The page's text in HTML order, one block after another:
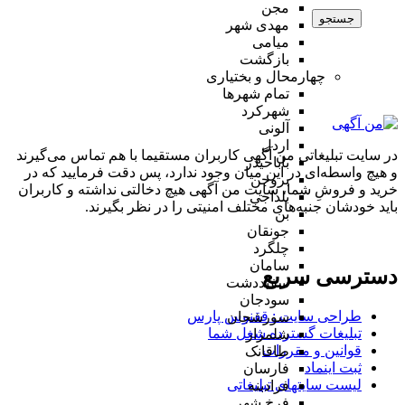
مجن
مهدی شهر
میامی
بازگشت
چهارمحال و بختیاری
تمام شهر‌ها
شهرکرد
آلونی
اردل
باباحیدر
بروجن
بلداجی
بن
جونقان
چلگرد
سامان
سفیددشت
سودجان
سورشجان
شلمزار
طاقانک
فارسان
فرادبنه
جستجو
در سایت تبلیغاتی من آگهی کاربران مستقیما با هم تماس می‌گیرند
و هیچ واسطه‌ای در این میان وجود ندارد، پس دقت فرمایید که در
خرید و فروشِ شما، سایت من آگهی هیچ دخالتی نداشته و کاربران
باید خودشان جنبه‌های مختلف امنیتی را در نظر بگیرند.
دسترسی سریع
طراحی سایت :‌ ققنوس پارس
تبلیغات گسترده شغل شما
قوانین و مقررات
ثبت اینماد
لیست سایتهای تبلیغاتی